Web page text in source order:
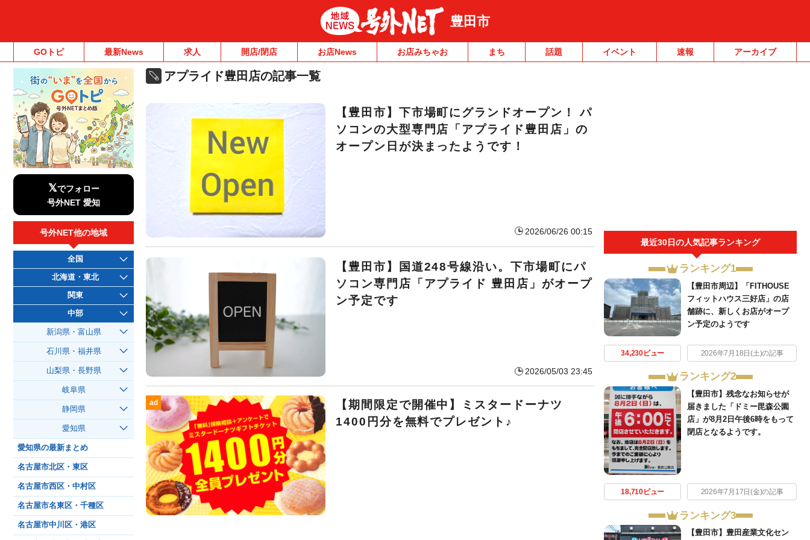
豊田市
GOトピ 最新News 求人 開店/閉店 お店News お店みちゃお まち 話題 イベント 速報 アーカイブ
アプライド豊田店の記事一覧
【豊田市】下市場町にグランドオープン！ パ
ソコンの大型専門店「アプライド豊田店」の
オープン日が決まったようです！
2026/06/26 00:15
【豊田市】国道248号線沿い。下市場町にパ
ソコン専門店「アプライド 豊田店」がオープ
ン予定です
2026/05/03 23:45
ad
【期間限定で開催中】ミスタードーナツ
1400円分を無料でプレゼント♪
最近30日の人気記事ランキング
ランキング1
【豊田市周辺】「FITHOUSE
フィットハウス三好店」の店
舗跡に、新しくお店がオープ
ン予定のようです
34,230ビュー 2026年7月18日(土)の記事
ランキング2
【豊田市】残念なお知らせが
届きました「ドミー毘森公園
店」が8月2日午後6時をもって
閉店となるようです。
18,710ビュー 2026年7月17日(金)の記事
ランキング3
【豊田市】豊田産業文化セン
𝕏でフォロー
号外NET 愛知
号外NET他の地域
全国
北海道・東北
関東
中部
新潟県・富山県
石川県・福井県
山梨県・長野県
岐阜県
静岡県
愛知県
愛知県の最新まとめ
名古屋市北区・東区
名古屋市西区・中村区
名古屋市名東区・千種区
名古屋市中川区・港区